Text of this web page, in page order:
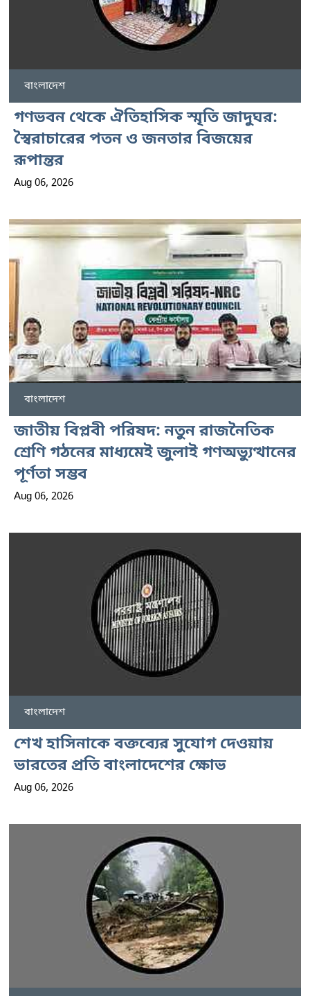
বাংলাদেশ
গণভবন থেকে ঐতিহাসিক স্মৃতি জাদুঘর:
স্বৈরাচারের পতন ও জনতার বিজয়ের
রূপান্তর
Aug 06, 2026
বাংলাদেশ
জাতীয় বিপ্লবী পরিষদ: নতুন রাজনৈতিক
শ্রেণি গঠনের মাধ্যমেই জুলাই গণঅভ্যুত্থানের
পূর্ণতা সম্ভব
Aug 06, 2026
বাংলাদেশ
শেখ হাসিনাকে বক্তব্যের সুযোগ দেওয়ায়
ভারতের প্রতি বাংলাদেশের ক্ষোভ
Aug 06, 2026